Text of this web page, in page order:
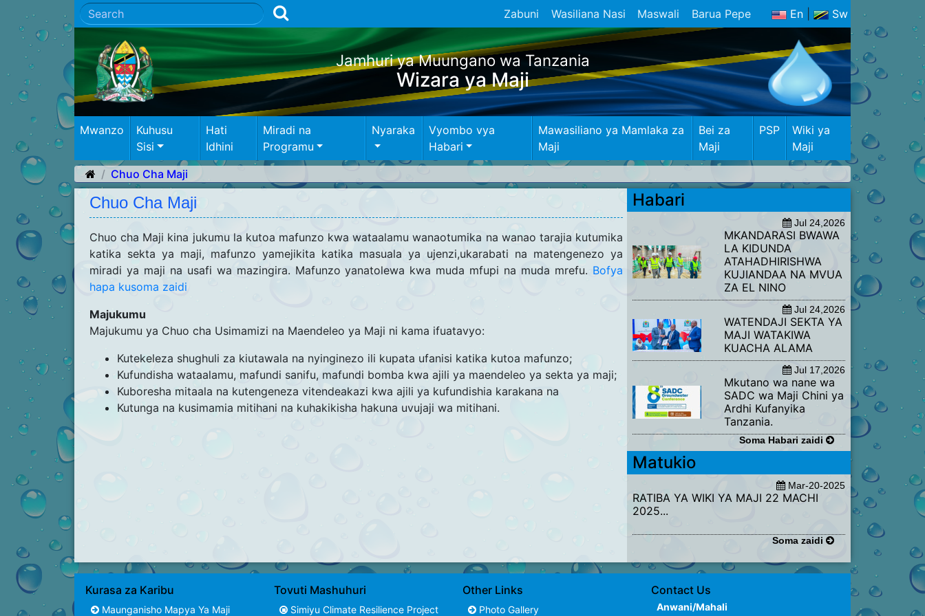
Zabuni Wasiliana Nasi Maswali Barua Pepe En Sw
Jamhuri ya Muungano wa Tanzania
Wizara ya Maji
Mwanzo
Kuhusu
Sisi
Hati
Idhini
Miradi na
Programu
Nyaraka
Vyombo vya
Habari
Mawasiliano ya Mamlaka za
Maji
Bei za
Maji
PSP
Wiki ya
Maji
Chuo Cha Maji
Habari
Jul 24,2026
​MKANDARASI BWAWA
LA KIDUNDA
ATAHADHIRISHWA
KUJIANDAA NA MVUA
ZA EL NINO
Jul 24,2026
WATENDAJI SEKTA YA
MAJI WATAKIWA
KUACHA ALAMA
Jul 17,2026
​Mkutano wa nane wa
SADC wa Maji Chini ya
Ardhi Kufanyika
Tanzania.
Soma Habari zaidi
Matukio
Mar-20-2025
RATIBA YA WIKI YA MAJI 22 MACHI
2025...
Soma zaidi
Chuo Cha Maji
Chuo cha Maji kina jukumu la kutoa mafunzo kwa wataalamu wanaotumika na wanao tarajia kutumika
katika sekta ya maji, mafunzo yamejikita katika masuala ya ujenzi,ukarabati na matengenezo ya
miradi ya maji na usafi wa mazingira. Mafunzo yanatolewa kwa muda mfupi na muda mrefu. Bofya
hapa kusoma zaidi
Majukumu
Majukumu ya Chuo cha Usimamizi na Maendeleo ya Maji ni kama ifuatavyo:
Kutekeleza shughuli za kiutawala na nyinginezo ili kupata ufanisi katika kutoa mafunzo;
Kufundisha wataalamu, mafundi sanifu, mafundi bomba kwa ajili ya maendeleo ya sekta ya maji;
Kuboresha mitaala na kutengeneza vitendeakazi kwa ajili ya kufundishia karakana na
Kutunga na kusimamia mitihani na kuhakikisha hakuna uvujaji wa mitihani.
Kurasa za Karibu
Maunganisho Mapya Ya Maji
Tovuti Mashuhuri
Simiyu Climate Resilience Project
Other Links
Photo Gallery
Contact Us
Anwani/Mahali